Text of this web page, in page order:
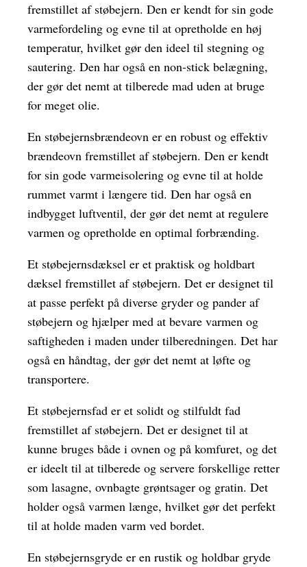
fremstillet af støbejern. Den er kendt for sin gode
varmefordeling og evne til at opretholde en høj
temperatur, hvilket gør den ideel til stegning og
sautering. Den har også en non-stick belægning,
der gør det nemt at tilberede mad uden at bruge
for meget olie.
En støbejernsbrændeovn er en robust og effektiv
brændeovn fremstillet af støbejern. Den er kendt
for sin gode varmeisolering og evne til at holde
rummet varmt i længere tid. Den har også en
indbygget luftventil, der gør det nemt at regulere
varmen og opretholde en optimal forbrænding.
Et støbejernsdæksel er et praktisk og holdbart
dæksel fremstillet af støbejern. Det er designet til
at passe perfekt på diverse gryder og pander af
støbejern og hjælper med at bevare varmen og
saftigheden i maden under tilberedningen. Det har
også en håndtag, der gør det nemt at løfte og
transportere.
Et støbejernsfad er et solidt og stilfuldt fad
fremstillet af støbejern. Det er designet til at
kunne bruges både i ovnen og på komfuret, og det
er ideelt til at tilberede og servere forskellige retter
som lasagne, ovnbagte grøntsager og gratin. Det
holder også varmen længe, hvilket gør det perfekt
til at holde maden varm ved bordet.
En støbejernsgryde er en rustik og holdbar gryde